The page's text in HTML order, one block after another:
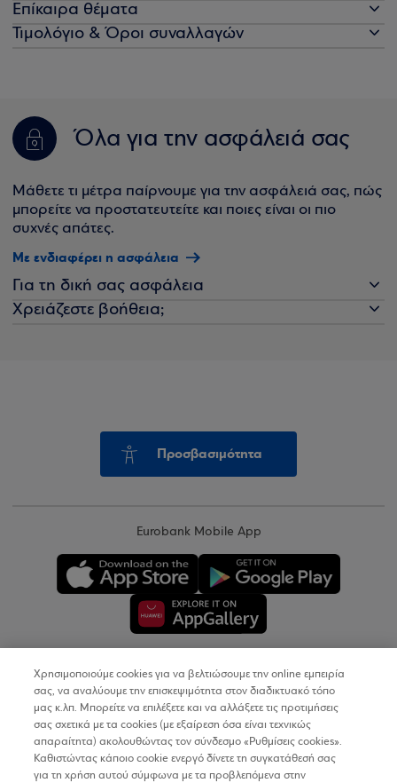
Επίκαιρα θέματα
Τιμολόγιο & Όροι συναλλαγών
Όλα για την ασφάλειά σας
Μάθετε τι μέτρα παίρνουμε για την ασφάλειά σας, πώς
μπορείτε να προστατευτείτε και ποιες είναι οι πιο
συχνές απάτες.
Με ενδιαφέρει η ασφάλεια
Για τη δική σας ασφάλεια
Χρειάζεστε βοήθεια;
Προσβασιμότητα
Eurobank Mobile App
Copyright © 2026
Όροι Χρήσης
Προσωπικά Δεδομένα στον Διαδικτυακό Τόπο
Χρησιμοποιούμε cookies για να βελτιώσουμε την online εμπειρία
σας, να αναλύουμε την επισκεψιμότητα στον διαδικτυακό τόπο
μας κ.λπ. Μπορείτε να επιλέξετε και να αλλάξετε τις προτιμήσεις
σας σχετικά με τα cookies (με εξαίρεση όσα είναι τεχνικώς
απαραίτητα) ακολουθώντας τον σύνδεσμο «Ρυθμίσεις cookies».
Καθιστώντας κάποιο cookie ενεργό δίνετε τη συγκατάθεσή σας
για τη χρήση αυτού σύμφωνα με τα προβλεπόμενα στην